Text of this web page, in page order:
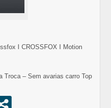
I CROSSFOX I Motion
Troca – Sem avarias carro Top